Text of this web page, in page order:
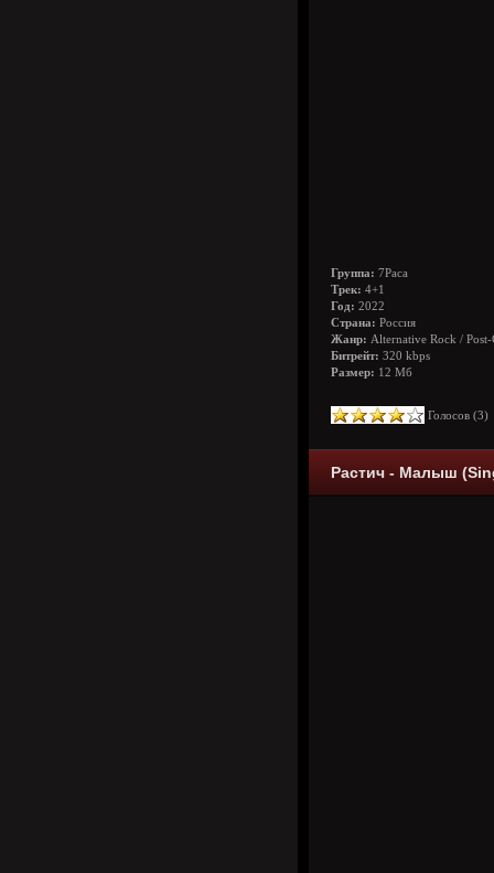
Группа: 7Раса
Трек: 4+1
Год: 2022
Страна: Россия
Жанр: Alternative Rock /
Битрейт: 320 kbps
Размер: 12 Мб
Голосов (3
Растич - Малыш